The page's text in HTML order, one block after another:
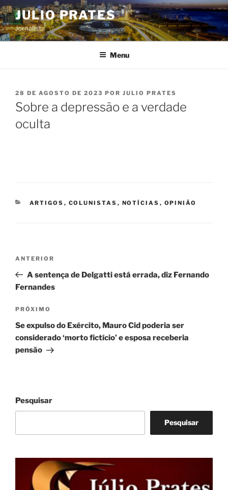
Pular
para
o
conteúdo
JULIO PRATES
Jornalista
Menu
PUBLICADO
EM
28 DE AGOSTO DE 2023 POR JULIO PRATES
Sobre a depressão e a verdade
oculta
CATEGORIAS
ARTIGOS , COLUNISTAS , NOTÍCIAS , OPINIÃO
Post
Post
anterior
ANTERIOR
A sentença de Delgatti está errada, diz Fernando
Fernandes
Próximo
post
PRÓXIMO
Se expulso do Exército, Mauro Cid poderia ser
considerado ‘morto fictício’ e esposa receberia
pensão
Pesquisar
Pesquisar